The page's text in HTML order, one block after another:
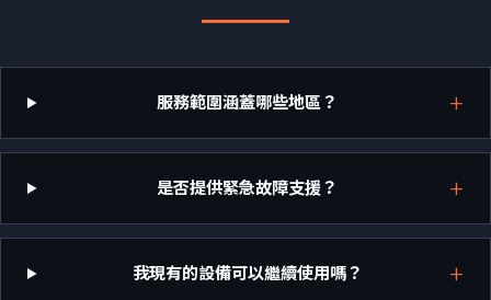
服務範圍涵蓋哪些地區？
是否提供緊急故障支援？
我現有的設備可以繼續使用嗎？